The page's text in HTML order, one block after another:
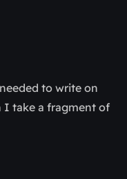
to write on
I take a fragment of